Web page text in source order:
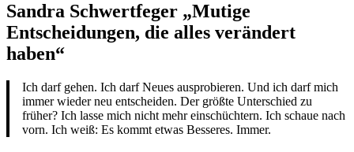
Sandra Schwertfeger „Mutige
Entscheidungen, die alles verändert
haben“
Ich darf gehen. Ich darf Neues ausprobieren. Und ich darf mich
immer wieder neu entscheiden. Der größte Unterschied zu
früher? Ich lasse mich nicht mehr einschüchtern. Ich schaue nach
vorn. Ich weiß: Es kommt etwas Besseres. Immer.